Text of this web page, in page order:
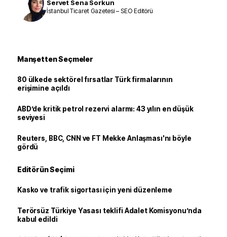
Servet Sena Sorkun
İstanbul Ticaret Gazetesi – SEO Editörü
Manşetten Seçmeler
80 ülkede sektörel fırsatlar Türk firmalarının
erişimine açıldı
ABD’de kritik petrol rezervi alarmı: 43 yılın en düşük
seviyesi
Reuters, BBC, CNN ve FT Mekke Anlaşması'nı böyle
gördü
Editörün Seçimi
Kasko ve trafik sigortası için yeni düzenleme
Terörsüz Türkiye Yasası teklifi Adalet Komisyonu’nda
kabul edildi